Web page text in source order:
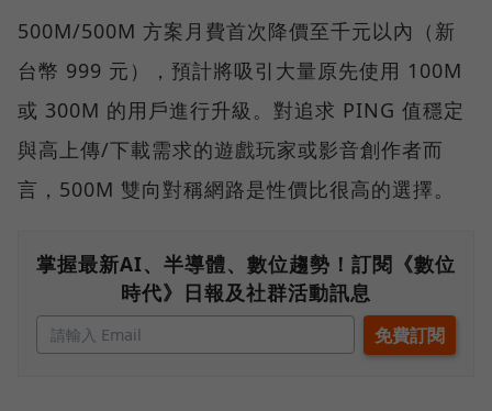
500M/500M 方案月費首次降價至千元以內（新
台幣 999 元），預計將吸引大量原先使用 100M
或 300M 的用戶進行升級。對追求 PING 值穩定
與高上傳/下載需求的遊戲玩家或影音創作者而
言，500M 雙向對稱網路是性價比很高的選擇。
掌握最新AI、半導體、數位趨勢！訂閱《數位
時代》日報及社群活動訊息